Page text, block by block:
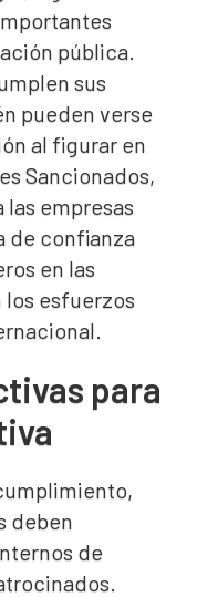
pública.
sus
pueden verse
al figurar en
Sancionados,
empresas
de confianza
en las
esfuerzos
para
deben
de